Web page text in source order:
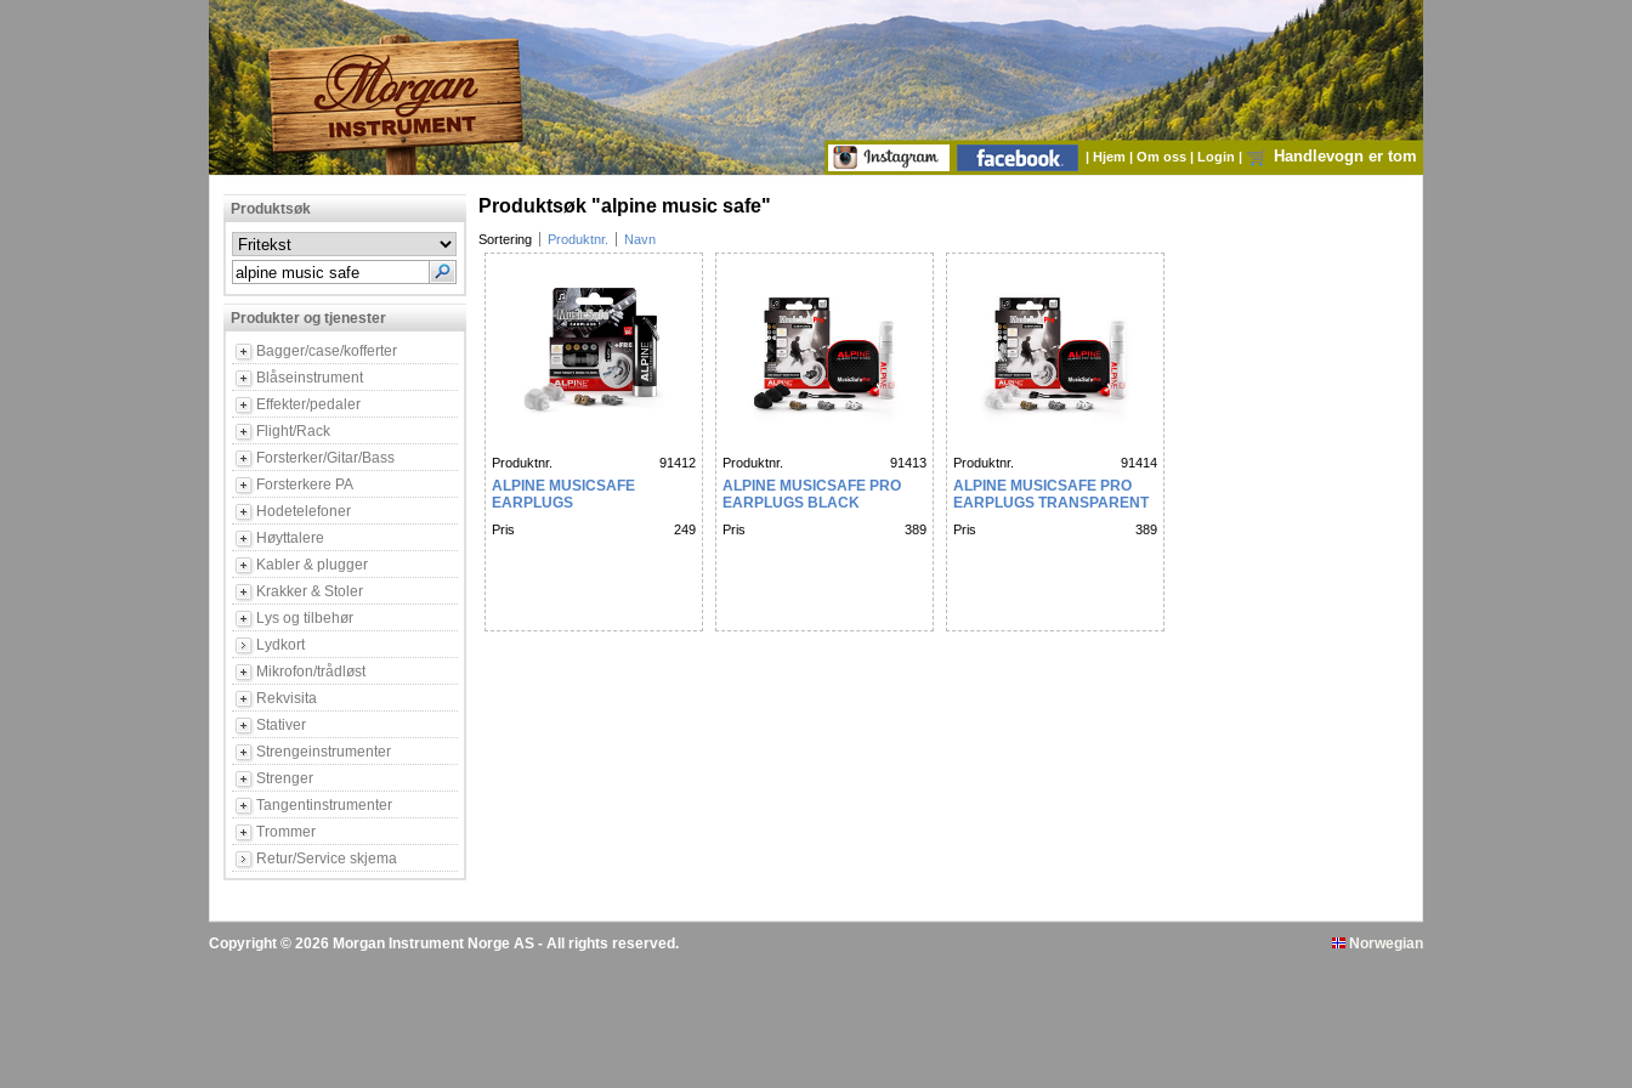
| Hjem | Om oss | Login | Handlevogn er tom
Produktsøk
Produkter og tjenester
Bagger/case/kofferter
Blåseinstrument
Effekter/pedaler
Flight/Rack
Forsterker/Gitar/Bass
Forsterkere PA
Hodetelefoner
Høyttalere
Kabler & plugger
Krakker & Stoler
Lys og tilbehør
Lydkort
Mikrofon/trådløst
Rekvisita
Stativer
Strengeinstrumenter
Strenger
Tangentinstrumenter
Trommer
Retur/Service skjema
Produktsøk "alpine music safe"
Sortering Produktnr. Navn
Produktnr. 91412
ALPINE MUSICSAFE
EARPLUGS
Pris 249
Produktnr. 91413
ALPINE MUSICSAFE PRO
EARPLUGS BLACK
Pris 389
Produktnr. 91414
ALPINE MUSICSAFE PRO
EARPLUGS TRANSPARENT
Pris 389
Copyright © 2026 Morgan Instrument Norge AS - All rights reserved. Norwegian